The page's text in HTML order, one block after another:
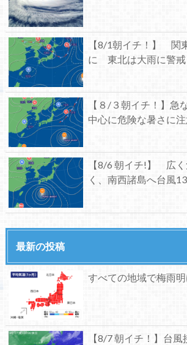
【8/1朝イチ！】 関
に 東北は大雨に警戒
【８/３朝イチ！】急
中心に危険な暑さに
【8/6 朝イチ!】 広
く、南西諸島へ台風
最新の投稿
すべての地域で梅雨
【8/7 朝イチ！】台